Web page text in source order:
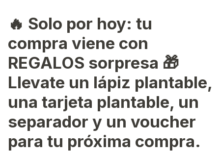
🔥 Solo por hoy: tu
compra viene con
REGALOS sorpresa 🎁
Llevate un lápiz plantable,
una tarjeta plantable, un
separador y un voucher
para tu próxima compra.